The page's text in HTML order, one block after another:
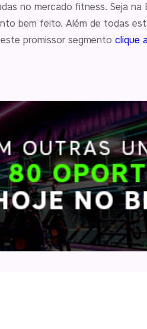
no mercado fitness. Seja na
bem feito. Além de todas
promissor segmento clique